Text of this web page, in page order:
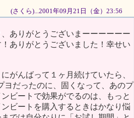
(さくら)...2001年09月21日（金）23:56
ありがとうございまーーーーーー
ありがとうございました！幸せい
がんばって１ヶ月続けていたら、
だったのに、固くなって、あのプ
ビートで効果がでるのは、もっと
ビートを購入するときはかなり悩